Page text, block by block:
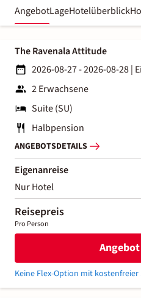
AngebotLageHotelüberblick
The Ravenala Attitude
2026-08-27 - 2026-08-28|
2 Erwachsene
Suite (SU)
Halbpension
ANGEBOTSDETAILS
Eigenanreise
Nur Hotel
Reisepreis
Pro Person
Keine Flex-Option mit